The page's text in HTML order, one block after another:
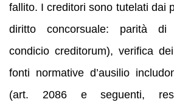
fallito. I creditori sono tutelati dai
diritto concorsuale: parità di
condicio creditorum), verifica
fonti normative d’ausilio
(art. 2086 e seguenti,